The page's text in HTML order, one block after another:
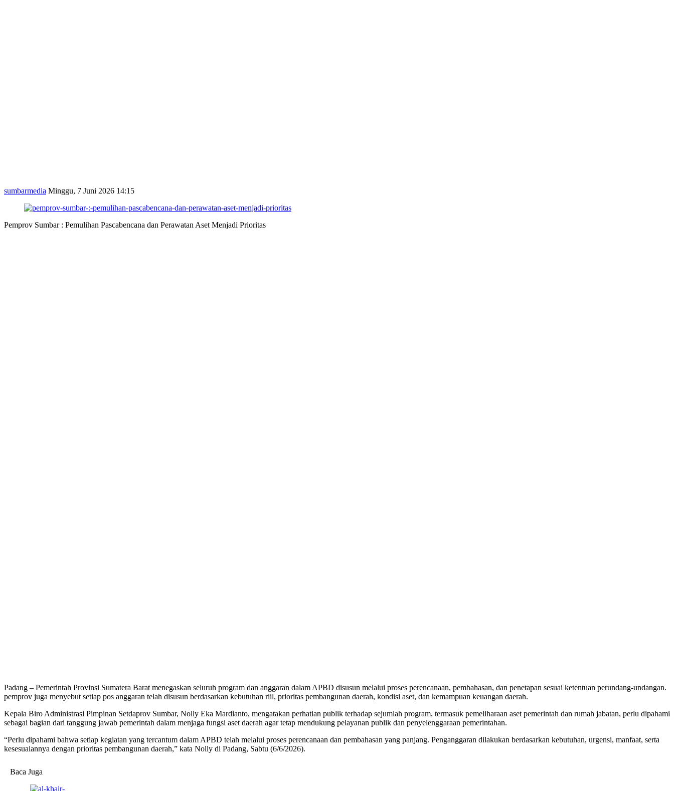
sumbarmedia Minggu, 7 Juni 2026 14:15
Pemprov Sumbar : Pemulihan Pascabencana dan Perawatan Aset Menjadi Prioritas
Padang – Pemerintah Provinsi Sumatera Barat menegaskan seluruh program dan anggaran dalam APBD disusun melalui proses perencanaan, pembahasan, dan penetapan sesuai ketentuan perundang-undangan.
pemprov juga menyebut setiap pos anggaran telah disusun berdasarkan kebutuhan riil, prioritas pembangunan daerah, kondisi aset, dan kemampuan keuangan daerah.
Kepala Biro Administrasi Pimpinan Setdaprov Sumbar, Nolly Eka Mardianto, mengatakan perhatian publik terhadap sejumlah program, termasuk pemeliharaan aset pemerintah dan rumah jabatan, perlu dipahami
sebagai bagian dari tanggung jawab pemerintah dalam menjaga fungsi aset daerah agar tetap mendukung pelayanan publik dan penyelenggaraan pemerintahan.
“Perlu dipahami bahwa setiap kegiatan yang tercantum dalam APBD telah melalui proses perencanaan dan pembahasan yang panjang. Penganggaran dilakukan berdasarkan kebutuhan, urgensi, manfaat, serta
kesesuaiannya dengan prioritas pembangunan daerah,” kata Nolly di Padang, Sabtu (6/6/2026).
Baca Juga